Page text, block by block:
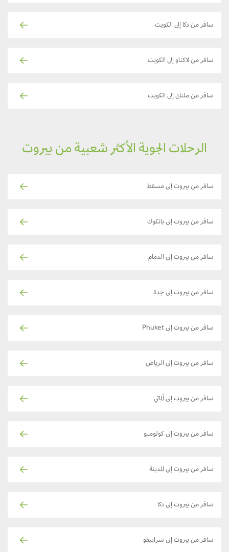
سافر من دكا إلى الكويت
سافر من لاكناو إلى الكويت
سافر من ملتان إلى الكويت
الرحلات الجوية الأكثر شعبية من بيروت
سافر من بيروت إلى مسقط
سافر من بيروت إلى بانكوك
سافر من بيروت إلى الدمام
سافر من بيروت إلى جدة
سافر من بيروت إلى Phuket
سافر من بيروت إلى الرياض
سافر من بيروت إلى ألماتي
سافر من بيروت إلى كولومبو
سافر من بيروت إلى المدينة
سافر من بيروت إلى دكا
سافر من بيروت إلى سراييفو